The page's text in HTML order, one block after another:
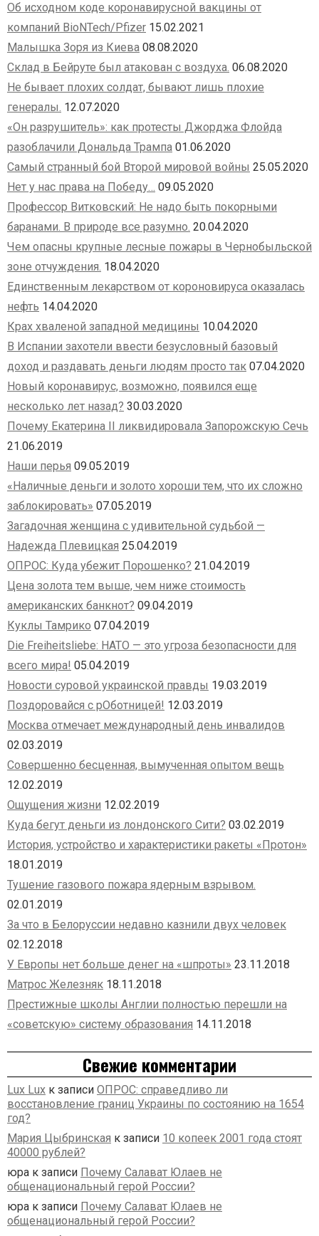
Об исходном коде коронавирусной вакцины от
компаний BioNTech/Pfizer 15.02.2021
Малышка Зоря из Киева 08.08.2020
Склад в Бейруте был атакован с воздуха. 06.08.2020
Не бывает плохих солдат, бывают лишь плохие
генералы. 12.07.2020
«Он разрушитель»: как протесты Джорджа Флойда
разоблачили Дональда Трампа 01.06.2020
Самый странный бой Второй мировой войны 25.05.2020
Нет у нас права на Победу… 09.05.2020
Профессор Витковский: Не надо быть покорными
баранами. В природе все разумно. 20.04.2020
Чем опасны крупные лесные пожары в Чернобыльской
зоне отчуждения. 18.04.2020
Единственным лекарством от короновируса оказалась
нефть 14.04.2020
Крах хваленой западной медицины 10.04.2020
В Испании захотели ввести безусловный базовый
доход и раздавать деньги людям просто так 07.04.2020
Новый коронавирус, возможно, появился еще
несколько лет назад? 30.03.2020
Почему Екатерина II ликвидировала Запорожскую Сечь
21.06.2019
Наши перья 09.05.2019
«Наличные деньги и золото хороши тем, что их сложно
заблокировать» 07.05.2019
Загадочная женщина с удивительной судьбой —
Надежда Плевицкая 25.04.2019
ОПРОС: Куда убежит Порошенко? 21.04.2019
Цена золота тем выше, чем ниже стоимость
американских банкнот? 09.04.2019
Куклы Тамрико 07.04.2019
Die Freiheitsliebe: НАТО — это угроза безопасности для
всего мира! 05.04.2019
Новости суровой украинской правды 19.03.2019
Поздоровайся с рОботницей! 12.03.2019
Москва отмечает международный день инвалидов
02.03.2019
Совершенно бесценная, вымученная опытом вещь
12.02.2019
Ощущения жизни 12.02.2019
Куда бегут деньги из лондонского Сити? 03.02.2019
История, устройство и характеристики ракеты «Протон»
18.01.2019
Тушение газового пожара ядерным взрывом.
02.01.2019
За что в Белоруссии недавно казнили двух человек
02.12.2018
У Европы нет больше денег на «шпроты» 23.11.2018
Матрос Железняк 18.11.2018
Престижные школы Англии полностью перешли на
«советскую» систему образования 14.11.2018
Свежие комментарии
Lux Lux к записи ОПРОС: справедливо ли
восстановление границ Украины по состоянию на 1654
год?
Мария Цыбринская к записи 10 копеек 2001 года стоят
40000 рублей?
юра к записи Почему Салават Юлаев не
общенациональный герой России?
юра к записи Почему Салават Юлаев не
общенациональный герой России?